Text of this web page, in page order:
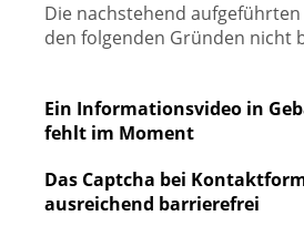
Die nachstehend
den folgenden Gründen nicht
Ein Informationsvideo in
fehlt im Moment
Das Captcha bei
ausreichend barrierefrei